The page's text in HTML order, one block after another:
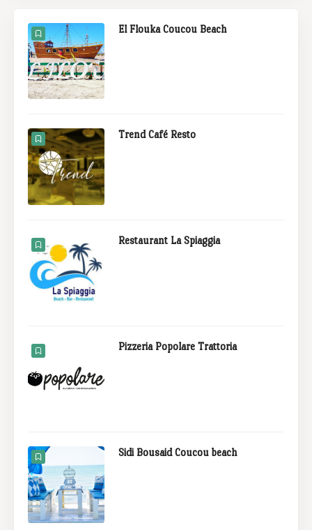
El Flouka Coucou Beach
Trend Café Resto
Restaurant La Spiaggia
Pizzeria Popolare Trattoria
Sidi Bousaid Coucou beach